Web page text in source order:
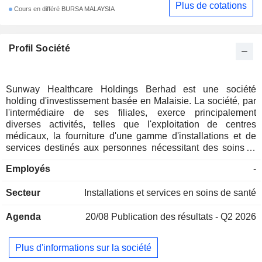
Profil Société
Sunway Healthcare Holdings Berhad est une société
holding d'investissement basée en Malaisie. La société, par
l'intermédiaire de ses filiales, exerce principalement
diverses activités, telles que l'exploitation de centres
médicaux, la fourniture d'une gamme d'installations et de
services destinés aux personnes nécessitant des soins et
services de soins ambulatoires, ainsi que l'exploitation de
société est un prestataire complet et intégré de services de
les hôpitaux tertiaires et quaternaires dans les principales
ambulatoires et de centres de soins de soutien et
complémentaires. Elle opère sous le nom de Sunway
Employés -
Secteur Installations et services en soins de santé
Agenda 20/08 Publication des résultats - Q2 2026
Plus d'informations sur la société
Cours en différé BURSA MALAYSIA Plus de cotations